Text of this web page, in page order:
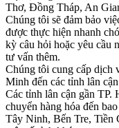
Thơ, Đồng Tháp, An
Chúng tôi sẽ đảm bảo
được thực hiện nhanh
kỳ câu hỏi hoặc yêu cầu
tư vấn thêm.
Chúng tôi cung cấp dịch
Minh đến các tỉnh lân
Các tỉnh lân cận gần TP.
chuyển hàng hóa đến
Tây Ninh, Bến Tre, Tiền